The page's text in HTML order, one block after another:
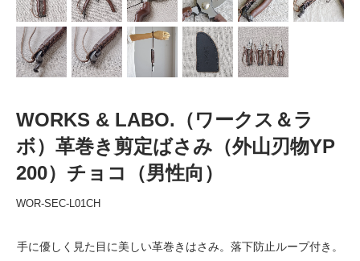
WORKS & LABO.（ワークス＆ラ
ボ）革巻き剪定ばさみ（外山刃物YP
200）チョコ（男性向）
WOR-SEC-L01CH
手に優しく見た目に美しい革巻きはさみ。落下防止ループ付き。